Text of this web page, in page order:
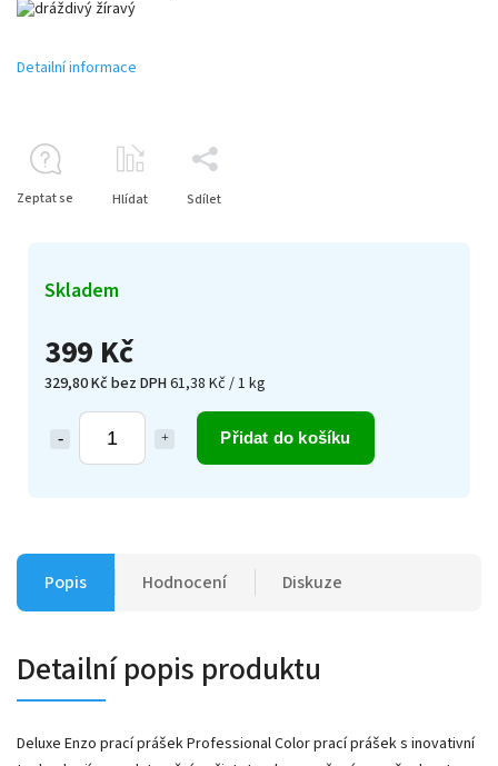
399 Kč
329,80 Kč bez DPH61,38 Kč / 1 kg
Přidat do košíku
Skladem
Detailní informace
Zeptat se Hlídat Sdílet
Popis Hodnocení Diskuze
Detailní popis produktu
Deluxe Enzo prací prášek Professional Color prací prášek s inovativní